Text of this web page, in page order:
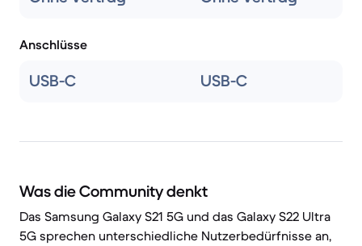
Anschlüsse
USB-C USB-C
Was die Community denkt
Das Samsung Galaxy S21 5G und das Galaxy S22 Ultra
5G sprechen unterschiedliche Nutzerbedürfnisse an,